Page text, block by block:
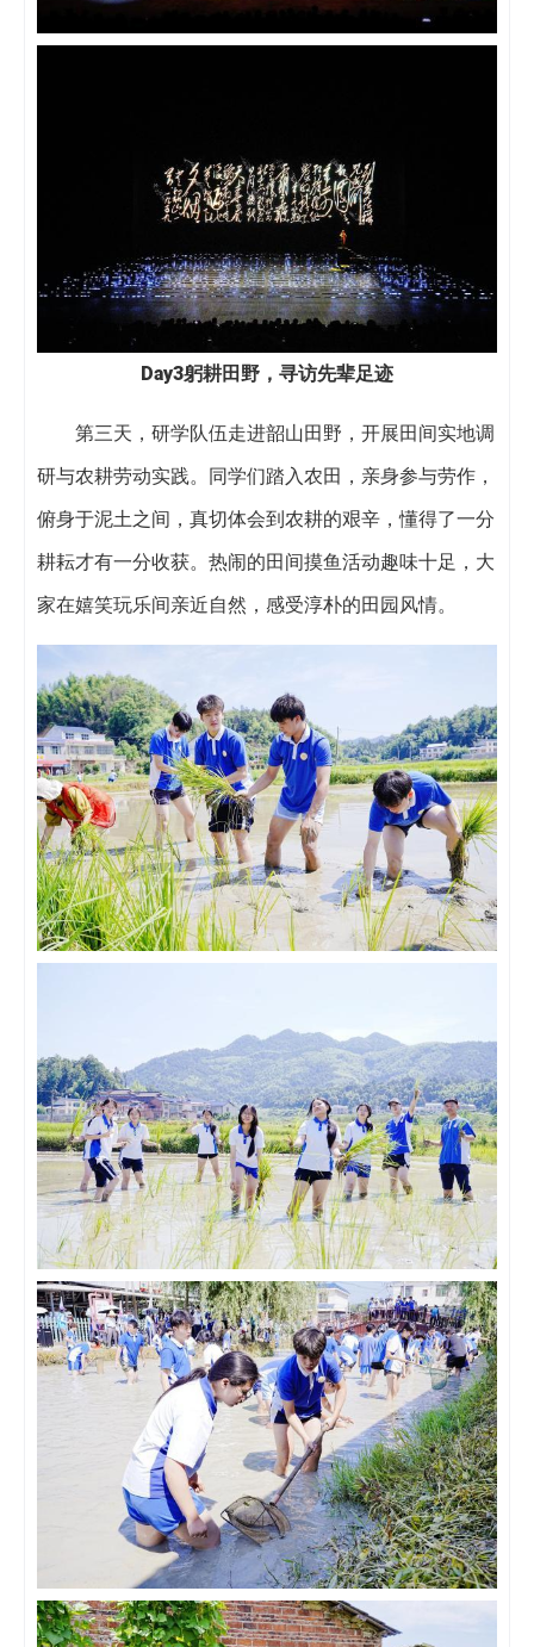
Day3躬耕田野，寻访先辈足迹
第三天，研学队伍走进韶山田野，开展田间实地调
研与农耕劳动实践。同学们踏入农田，亲身参与劳作，
俯身于泥土之间，真切体会到农耕的艰辛，懂得了一分
耕耘才有一分收获。热闹的田间摸鱼活动趣味十足，大
家在嬉笑玩乐间亲近自然，感受淳朴的田园风情。